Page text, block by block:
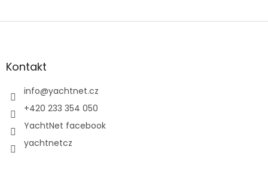
Z
aKontakt
info@yachtnet.cz
+420 233 354 050
YachtNet facebook
yachtnetcz